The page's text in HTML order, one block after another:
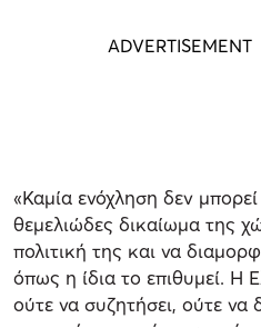
«Καμία ενόχληση δεν μπορεί
θεμελιώδες δικαίωμα της
πολιτική της και να
όπως η ίδια το επιθυμεί. Η
ούτε να συζητήσει, ούτε να